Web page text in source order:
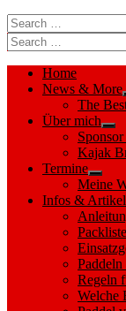
Search
for:
Search
for:
Home
News & More
The
Über mich
sub
Kajak
Termine
Show
sub
menu
Meine
Infos & Artikel
Regeln
Welche